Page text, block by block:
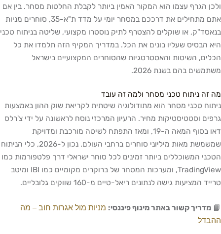
ולכן הגרף עצמו הוא המקור האמין ביותר לקבלת החלטות מסחר. בין אם
אתם מתחילים את דרככם במסחר יומי על מדד ת"א-35, סוחרים מניות
בנאסד"ק, או שוקלים להצטרף לתיק נוסטרו מקצועי, שליטה בניתוח טכני
היא הבסיס שעליו בונים את הכל. במדריך המקיף הזה תלמדו את כל
הכלים, השיטות והאסטרטגיות שהסוחרים המקצועיים בישראל
משתמשים בהם בשנת 2026.
מה זה ניתוח טכני מסחר ולמה זה עובד
ניתוח טכני מסחר הוא מתודולוגיה שיטתית לקריאת שוק ההון באמצעות
גרפים וסטטיסטיקות מחיר. הרעיון המרכזי נוסח לראשונה על ידי צ'רלס
דאו בסוף המאה ה-19, ומאז התפתח לשיטה מורכבת ומדויקת
שמשמשת מאות מיליוני סוחרים ברחבי העולם. נכון ל-2026, כלי הניתוח
הטכני המשוכללים ביותר זמינים לכל סוחר ישראלי דרך פלטפורמות כמו
TradingView, ומערכות המסחר של ברוקרים מקומיים כמו IBI ומיטב
טרייד המציעות גישה לנתונים ריאל-טיים מ-160 שווקים גלובליים.
📘 מדריך קשור באתר מינוף פיננסי: מניות מול אגרות חוב – מה
ההבדל